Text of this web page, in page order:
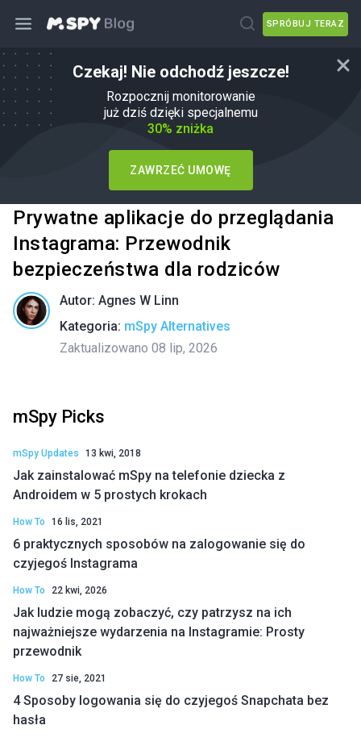
SPRÓBUJ TERAZ
Czekaj! Nie odchodź jeszcze!
Rozpocznij monitorowanie
już dziś dzięki specjalnemu
30% zniżka
ZAWRZEĆ UMOWĘ
Prywatne aplikacje do przeglądania
Instagrama: Przewodnik
bezpieczeństwa dla rodziców
Autor: Agnes W Linn
Kategoria: mSpy Alternatives
Zaktualizowano 08 lip, 2026
mSpy Picks
mSpy Updates 13 kwi, 2018
Jak zainstalować mSpy na telefonie dziecka z
Androidem w 5 prostych krokach
How To 16 lis, 2021
6 praktycznych sposobów na zalogowanie się do
czyjegoś Instagrama
How To 22 kwi, 2026
Jak ludzie mogą zobaczyć, czy patrzysz na ich
najważniejsze wydarzenia na Instagramie: Prosty
przewodnik
How To 27 sie, 2021
4 Sposoby logowania się do czyjegoś Snapchata bez
hasła